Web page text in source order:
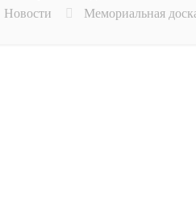
Новости Мемориальная